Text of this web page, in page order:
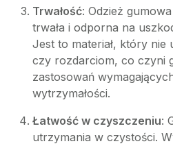
Trwałość: Odzież
trwała i odporna na
Jest to materiał, który nie
czy rozdarciom, co czyni
zastosowań
wytrzymałości.
Łatwość w czyszczeniu:
utrzymania w czystości.